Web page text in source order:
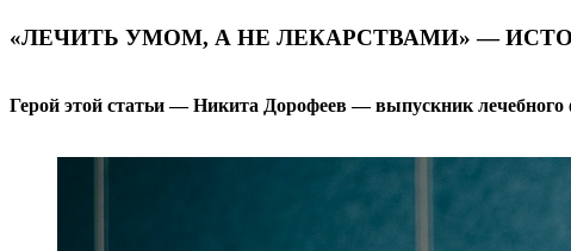
«ЛЕЧИТЬ УМОМ, А НЕ ЛЕКАРСТВАМИ» —
Герой этой статьи — Никита Дорофеев — выпускник лечебного